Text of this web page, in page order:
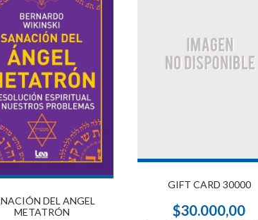
DEL ANGEL
METATRÓN
GIFT CARD 30000
$30.000,00